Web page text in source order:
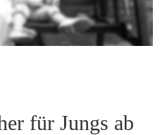
für Jungs ab